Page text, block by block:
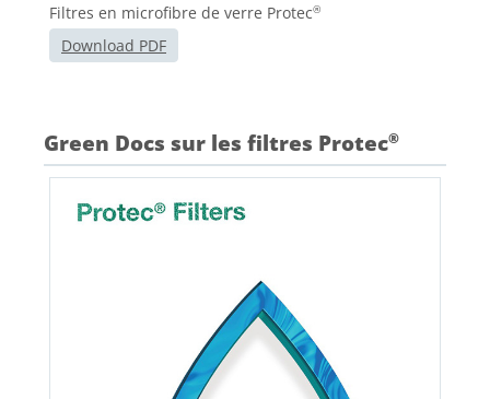
Filtres en microfibre de verre Protec®
Download PDF
Green Docs sur les filtres Protec®